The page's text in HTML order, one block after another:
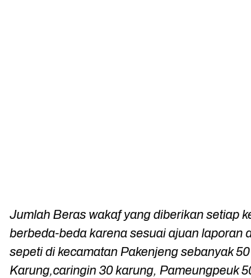
Jumlah Beras wakaf yang diberikan setiap
berbeda-beda karena sesuai ajuan laporan
sepeti di kecamatan Pakenjeng sebanyak
Karung,caringin 30 karung, Pameungpeuk